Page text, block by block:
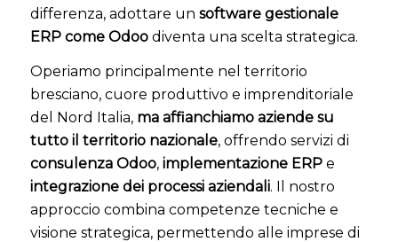
differenza, adottare un software gestionale
ERP come Odoodiventa una scelta strategica.
Operiamo principalmente nel territorio
bresciano, cuore produttivo e imprenditoriale
del Nord Italia, ma affianchiamo aziende su
tutto il territorio nazionale, offrendo servizi di
consulenza Odoo,implementazione ERPe
integrazione dei processi aziendali. Il nostro
approccio combina competenze tecniche e
visione strategica, permettendo alle imprese di